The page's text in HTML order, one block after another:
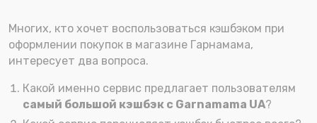
Многих, кто хочет воспользоваться кэшбэком при
оформлении покупок в магазине Гарнамама,
интересует два вопроса.
Какой именно сервис предлагает пользователям
самый большой кэшбэк с Garnamama UA?